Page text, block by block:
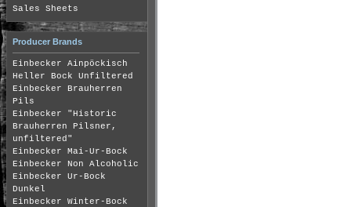
Sales Sheets
Producer Brands
Einbecker Ainpöckisch
Heller Bock Unfiltered
Einbecker Brauherren
Pils
Einbecker "Historic
Brauherren Pilsner,
unfiltered"
Einbecker Mai-Ur-Bock
Einbecker Non Alcoholic
Einbecker Ur-Bock
Dunkel
Einbecker Winter-Bock